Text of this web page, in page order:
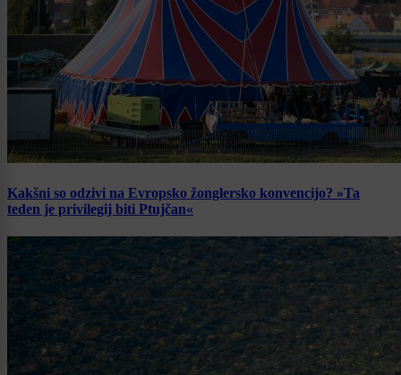
Kakšni so odzivi na Evropsko žonglersko konvencijo? »Ta
teden je privilegij biti Ptujčan«